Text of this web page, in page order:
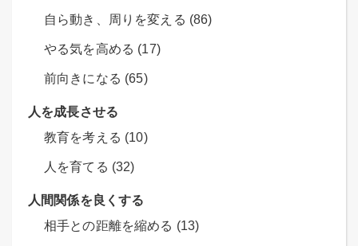
自ら動き、周りを変える (86)
やる気を高める (17)
前向きになる (65)
人を成長させる
教育を考える (10)
人を育てる (32)
人間関係を良くする
相手との距離を縮める (13)